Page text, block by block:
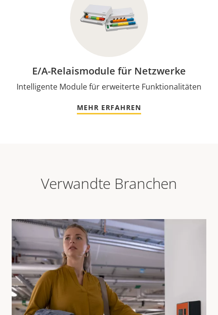
E/A-Relaismodule für Netzwerke
Intelligente Module für erweiterte Funktionalitäten
MEHR ERFAHREN
Verwandte Branchen